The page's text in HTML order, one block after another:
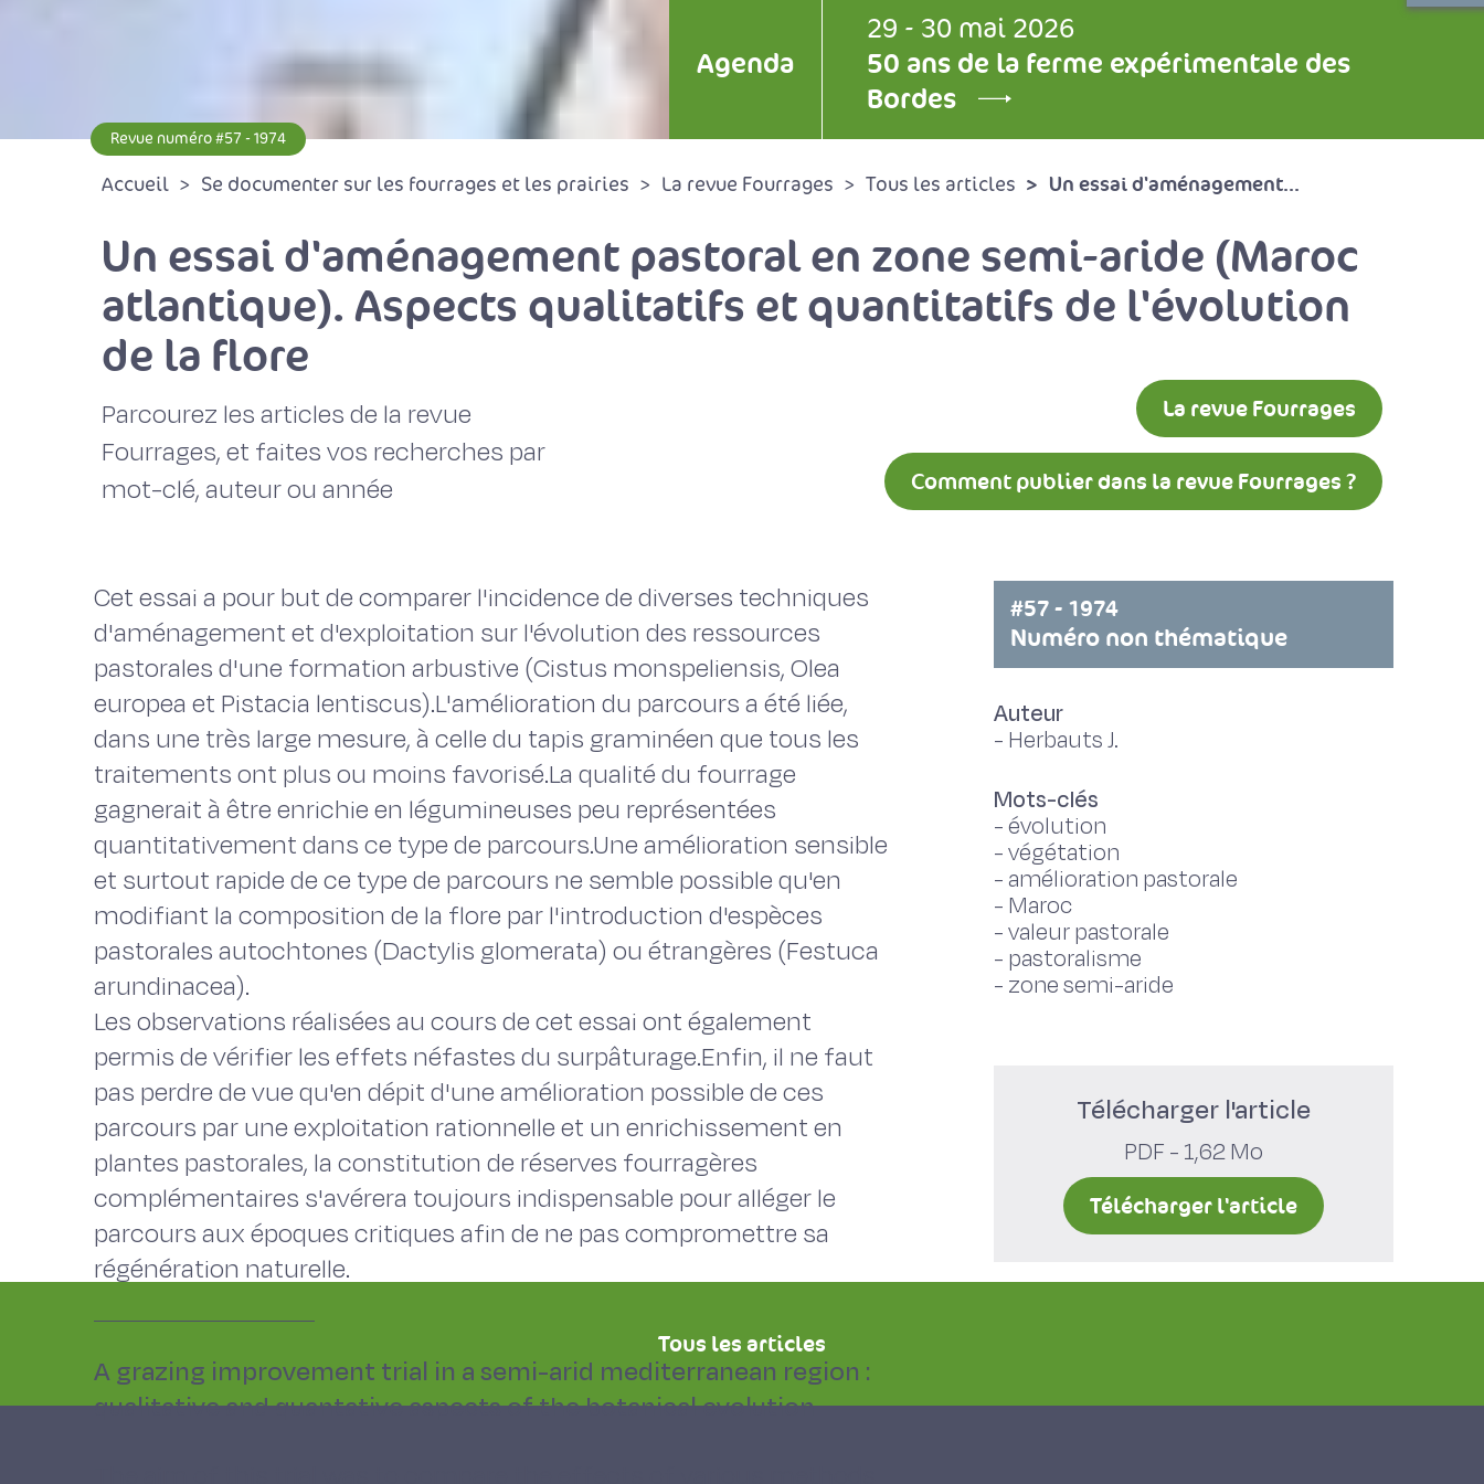
Agenda
29 - 30 mai 2026
50 ans de la ferme expérimentale des
Bordes
Revue numéro #57 - 1974
Accueil Se documenter sur les fourrages et les prairies La revue Fourrages Tous les articles Un essai d'aménagement...
Un essai d'aménagement pastoral en zone semi-aride (Maroc
atlantique). Aspects qualitatifs et quantitatifs de l'évolution
de la flore
Parcourez les articles de la revue
Fourrages, et faites vos recherches par
mot-clé, auteur ou année
La revue Fourrages
Comment publier dans la revue Fourrages ?
Cet essai a pour but de comparer l'incidence de diverses techniques
d'aménagement et d'exploitation sur l'évolution des ressources
pastorales d'une formation arbustive (Cistus monspeliensis, Olea
europea et Pistacia lentiscus).L'amélioration du parcours a été liée,
dans une très large mesure, à celle du tapis graminéen que tous les
traitements ont plus ou moins favorisé.La qualité du fourrage
gagnerait à être enrichie en légumineuses peu représentées
quantitativement dans ce type de parcours.Une amélioration sensible
et surtout rapide de ce type de parcours ne semble possible qu'en
modifiant la composition de la flore par l'introduction d'espèces
pastorales autochtones (Dactylis glomerata) ou étrangères (Festuca
arundinacea).
Les observations réalisées au cours de cet essai ont également
permis de vérifier les effets néfastes du surpâturage.Enfin, il ne faut
pas perdre de vue qu'en dépit d'une amélioration possible de ces
parcours par une exploitation rationnelle et un enrichissement en
plantes pastorales, la constitution de réserves fourragères
complémentaires s'avérera toujours indispensable pour alléger le
parcours aux époques critiques afin de ne pas compromettre sa
régénération naturelle.
A grazing improvement trial in a semi-arid mediterranean region :
qualitative and quantative aspects of the botanical evolution
#57 - 1974
Numéro non thématique
Auteur
- Herbauts J.
Mots-clés
-évolution
-végétation
- amélioration pastorale
- Maroc
-valeur pastorale
- pastoralisme
- zone semi-aride
Télécharger l'article
PDF - 1,62 Mo
Télécharger l'article
Tous les articles